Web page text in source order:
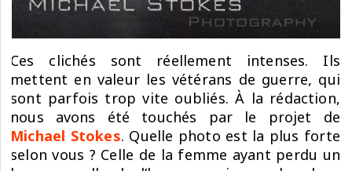
Ces clichés sont réellement intenses. Ils
mettent en valeur les vétérans de guerre, qui
sont parfois trop vite oubliés. À la rédaction,
nous avons été touchés par le projet de
Michael Stokes. Quelle photo est la plus forte
selon vous ? Celle de la femme ayant perdu un